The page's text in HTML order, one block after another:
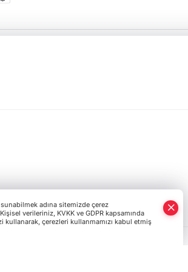
adına sitemizde çerez
verileriniz, KVKK ve GDPR kapsamında
kullanarak, çerezleri kullanmamızı kabul etmiş